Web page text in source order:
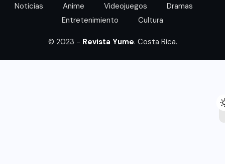
Noticias Anime Videojuegos
Dramas
Entretenimiento
Cultura
© 2023 - Revista Yume. Costa Rica.